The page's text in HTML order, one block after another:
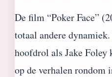
De film “Poker Face”
totaal andere
hoofdrol als Jake Foley
op de verhalen rondom